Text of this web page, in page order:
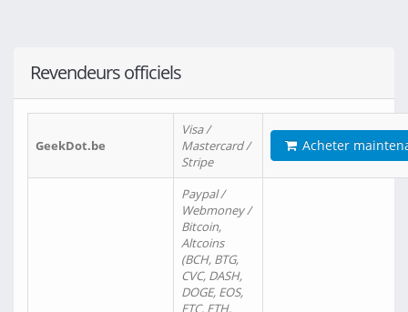
Revendeurs officiels
GeekDot.be
Visa /
Mastercard /
Stripe
Acheter
Paypal /
Webmoney /
Bitcoin,
Altcoins
(BCH, BTG,
CVC, DASH,
DOGE, EOS,
ETC, ETH,